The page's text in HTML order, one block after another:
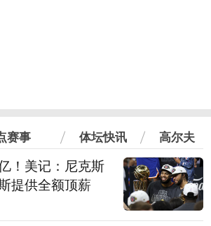
赛事 体坛快讯 高尔夫
！美记：尼克斯
提供全额顶薪